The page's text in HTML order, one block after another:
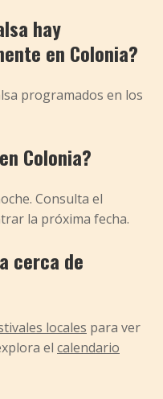
hay
en Colonia?
programados en los
Colonia?
Consulta el
la próxima fecha.
cerca de
locales para ver
el calendario